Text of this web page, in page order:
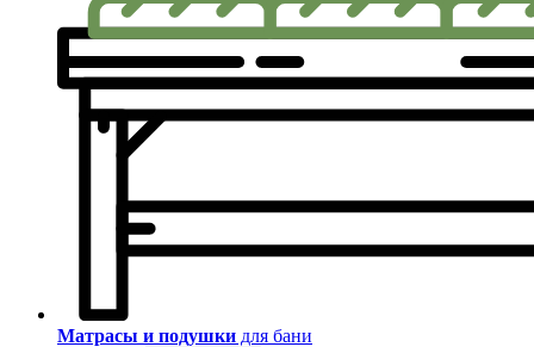
Матрасы и подушки для бани